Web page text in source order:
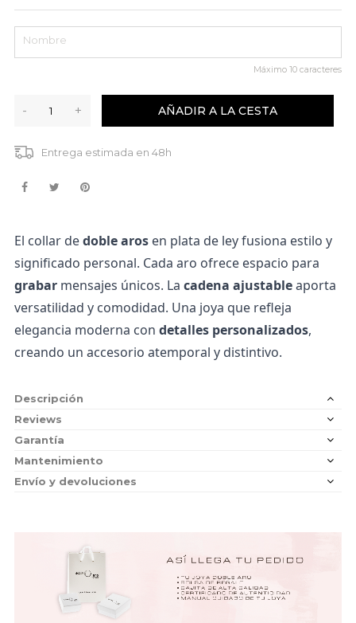
Máximo 10 caracteres
- + AÑADIR A LA CESTA
Entrega estimada en 48h
El collar dedoble aros en plata de ley fusiona estilo y
significado personal. Cada aro ofrece espacio para
grabar mensajes únicos. La cadena ajustableaporta
versatilidad y comodidad. Una joya que refleja
elegancia moderna con detalles personalizados,
creando un accesorio atemporal y distintivo.
Descripción
Reviews
Garantía
Mantenimiento
Envío y devoluciones